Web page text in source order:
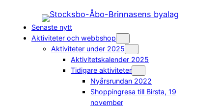
innehåll
Senaste nytt
Aktiviteter och webbshop
Aktiviteter under 2025
Aktivitetskalender 2025
Tidigare aktiviteter
Nyårsrundan 2022
Shoppingresa till Birsta, 19
november